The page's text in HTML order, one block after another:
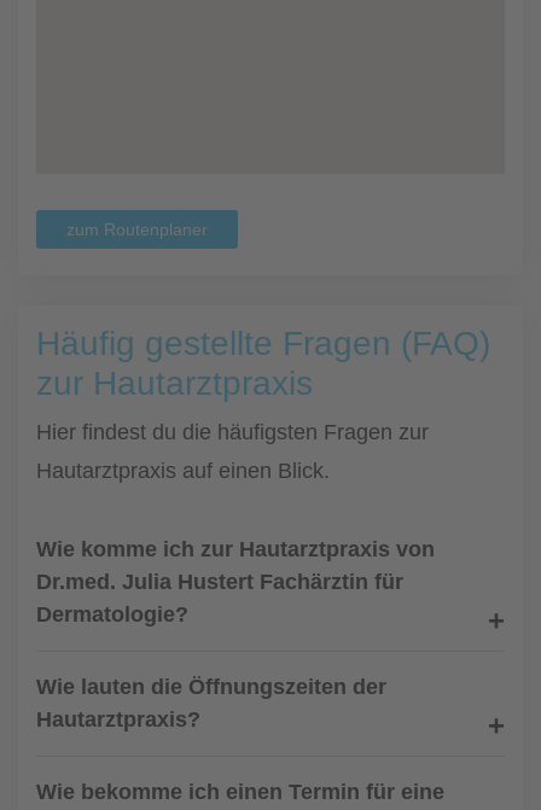
zum Routenplaner
Häufig gestellte Fragen (FAQ)
zur Hautarztpraxis
Hier findest du die häufigsten Fragen zur
Hautarztpraxis auf einen Blick.
Wie komme ich zur Hautarztpraxis von
Dr.med. Julia Hustert Fachärztin für
Dermatologie?
Wie lauten die Öffnungszeiten der
Hautarztpraxis?
Wie bekomme ich einen Termin für eine